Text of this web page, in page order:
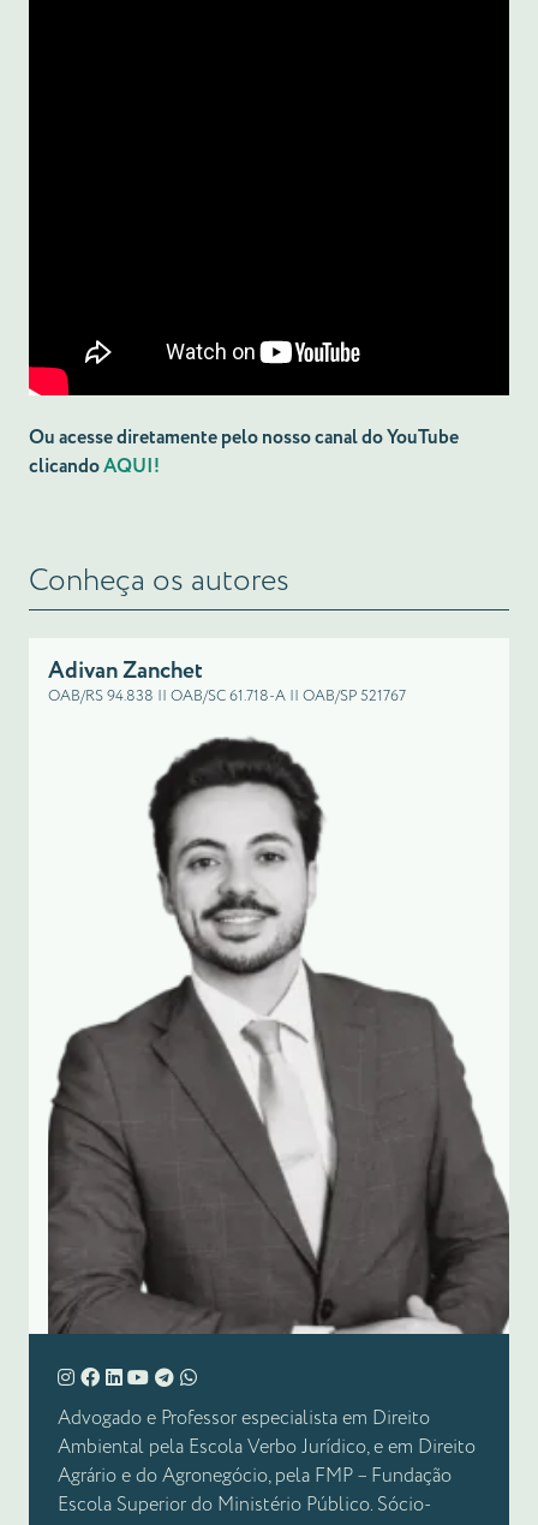
Ou acesse diretamente pelo nosso canal do YouTube
clicandoAQUI!
Conheça os autores
Adivan Zanchet
OAB/RS 94.838 || OAB/SC 61.718-A || OAB/SP 521767
Advogado e Professor especialista em Direito
Ambiental pela Escola Verbo Jurídico, e em Direito
Agrário e do Agronegócio, pela FMP – Fundação
Escola Superior do Ministério Público. Sócio-